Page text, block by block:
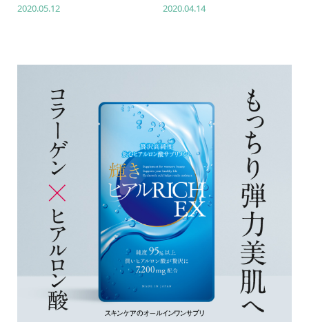
2020.05.12 2020.04.14